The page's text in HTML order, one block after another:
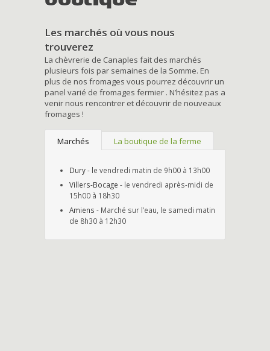
Les marchés où vous nous
trouverez
La chèvrerie de Canaples fait des marchés
plusieurs fois par semaines de la Somme. En
plus de nos fromages vous pourrez découvrir un
panel varié de fromages fermier . N’hésitez pas a
venir nous rencontrer et découvrir de nouveaux
fromages !
Marchés La boutique de la ferme
Dury- le vendredi matin de 9h00 à 13h00
Villers-Bocage - le vendredi après-midi de
15h00 à 18h30
Amiens - Marché sur l’eau, le samedi matin
de 8h30 à 12h30